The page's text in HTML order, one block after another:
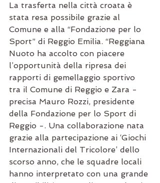
La trasferta nella città croata è
stata resa possibile grazie al
Comune e alla “Fondazione per lo
Sport” di Reggio Emilia. “Reggiana
Nuoto ha accolto con piacere
l’opportunità della ripresa dei
rapporti di gemellaggio sportivo
tra il Comune di Reggio e Zara -
precisa Mauro Rozzi, presidente
della Fondazione per lo Sport di
Reggio -. Una collaborazione nata
grazie alla partecipazione ai ‘Giochi
Internazionali del Tricolore’ dello
scorso anno, che le squadre locali
hanno interpretato con una grande